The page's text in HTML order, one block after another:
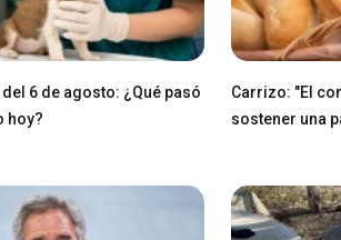
6 de agosto: ¿Qué pasó
hoy?
Carrizo: "El
sostener una